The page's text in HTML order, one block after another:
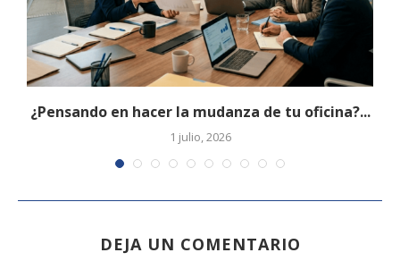
¿Pensando en hacer la mudanza de tu oficina?...
1 julio, 2026
DEJA UN COMENTARIO